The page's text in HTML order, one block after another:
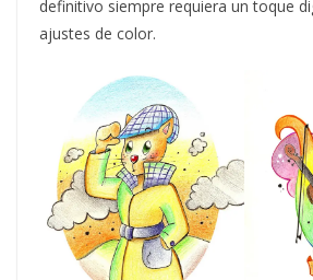
definitivo siempre requiera un toque
ajustes de color.